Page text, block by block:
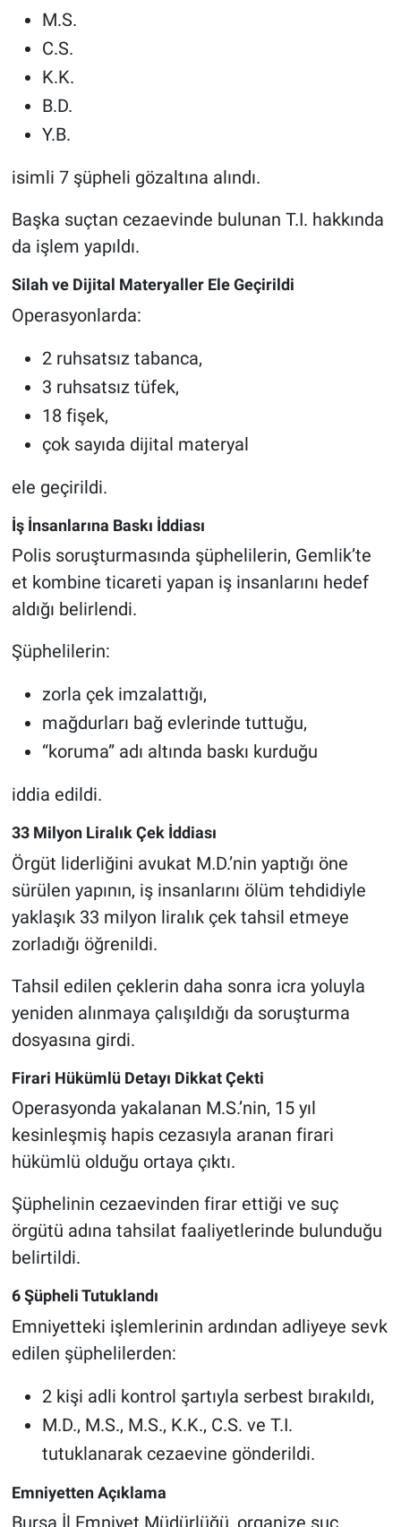
M.S.
C.S.
K.K.
B.D.
Y.B.
isimli 7 şüpheli gözaltına alındı.
Başka suçtan cezaevinde bulunan T.I. hakkında
da işlem yapıldı.
Silah ve Dijital Materyaller Ele Geçirildi
Operasyonlarda:
2 ruhsatsız tabanca,
3 ruhsatsız tüfek,
18 fişek,
çok sayıda dijital materyal
ele geçirildi.
İş İnsanlarına Baskı İddiası
Polis soruşturmasında şüphelilerin, Gemlik’te
et kombine ticareti yapan iş insanlarını hedef
aldığı belirlendi.
Şüphelilerin:
zorla çek imzalattığı,
mağdurları bağ evlerinde tuttuğu,
“koruma” adı altında baskı kurduğu
iddia edildi.
33 Milyon Liralık Çek İddiası
Örgüt liderliğini avukat M.D.’nin yaptığı öne
sürülen yapının, iş insanlarını ölüm tehdidiyle
yaklaşık 33 milyon liralık çek tahsil etmeye
zorladığı öğrenildi.
Tahsil edilen çeklerin daha sonra icra yoluyla
yeniden alınmaya çalışıldığı da soruşturma
dosyasına girdi.
Firari Hükümlü Detayı Dikkat Çekti
Operasyonda yakalanan M.S.’nin, 15 yıl
kesinleşmiş hapis cezasıyla aranan firari
hükümlü olduğu ortaya çıktı.
Şüphelinin cezaevinden firar ettiği ve suç
örgütü adına tahsilat faaliyetlerinde bulunduğu
belirtildi.
6 Şüpheli Tutuklandı
Emniyetteki işlemlerinin ardından adliyeye sevk
edilen şüphelilerden:
2 kişi adli kontrol şartıyla serbest bırakıldı,
M.D., M.S., M.S., K.K., C.S. ve T.I.
tutuklanarak cezaevine gönderildi.
Emniyetten Açıklama